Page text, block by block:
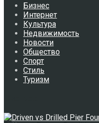
Бизнес
Интернет
Культура
Недвижимость
Новости
Общество
Спорт
Стиль
Туризм